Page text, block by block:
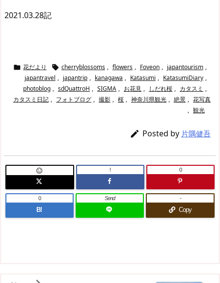
2021.03.28記
 花だより  cherryblossoms , flowers , Foveon , japantourism ,
japantravel , japantrip , kanagawa , Katasumi , KatasumiDiary ,
photoblog , sdQuattroH , SIGMA , お花見 , しだれ桜 , カタスミ ,
カタスミ日記 , フォトブログ , 撮影 , 桜 , 神奈川県観光 , 絶景 , 花写真
, 観光
 Posted by 片隅健吾
 ! 0
B!
0 Send
Copy
-